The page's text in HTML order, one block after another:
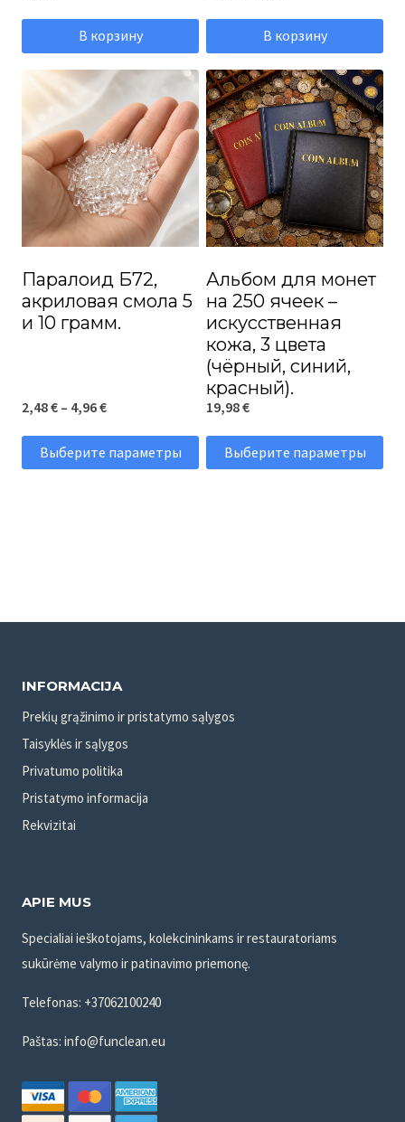
В корзину
цена
составляла
14,98 €.
цена:
9,48 €.
В корзину
Паралоид Б72,
акриловая смола 5
и 10 грамм.
2,48€ – 4,96€Диапазон
цен:
2,48 €
Выберите параметры
Опции
выбрать
на
странице
товара.
Альбом для монет
на 250 ячеек –
искусственная
кожа, 3 цвета
(чёрный, синий,
красный).
19,98€
Выберите параметры
Опции
на
INFORMACIJA
Prekių grąžinimo ir pristatymo sąlygos
Taisyklės ir sąlygos
Privatumo politika
Pristatymo informacija
Rekvizitai
APIE MUS
Specialiai ieškotojams, kolekcininkams ir restauratoriams
sukūrėme valymo ir patinavimo priemonę.
Telefonas: +37062100240
Paštas: info@funclean.eu